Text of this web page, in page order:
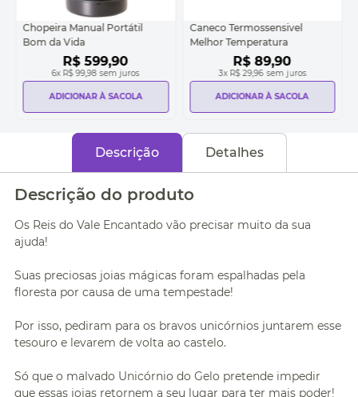
Chopeira Manual Portátil
Bom da Vida
R$ 599,90
6x R$ 99,98 sem juros
ADICIONAR À SACOLA
Caneco Termossensivel
Melhor Temperatura
R$ 89,90
3x R$ 29,96 sem juros
ADICIONAR À SACOLA
Descrição Detalhes
Descrição do produto
Os Reis do Vale Encantado vão precisar muito da sua
ajuda!
Suas preciosas joias mágicas foram espalhadas pela
floresta por causa de uma tempestade!
Por isso, pediram para os bravos unicórnios juntarem esse
tesouro e levarem de volta ao castelo.
Só que o malvado Unicórnio do Gelo pretende impedir
que essas joias retornem a seu lugar para ter mais poder!